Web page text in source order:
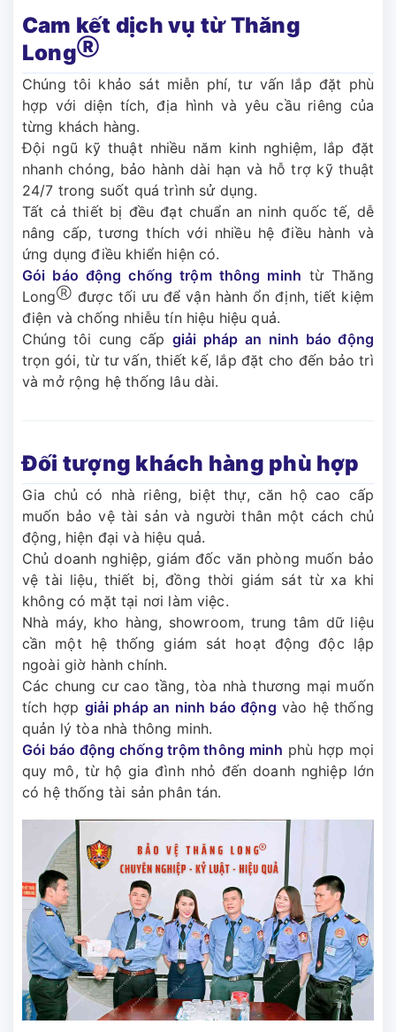
Cam kết dịch vụ từ Thăng
LongⓇ
Chúng tôi khảo sát miễn phí, tư vấn lắp đặt phù
hợp với diện tích, địa hình và yêu cầu riêng của
từng khách hàng.
Đội ngũ kỹ thuật nhiều năm kinh nghiệm, lắp đặt
nhanh chóng, bảo hành dài hạn và hỗ trợ kỹ thuật
24/7 trong suốt quá trình sử dụng.
Tất cả thiết bị đều đạt chuẩn an ninh quốc tế, dễ
nâng cấp, tương thích với nhiều hệ điều hành và
ứng dụng điều khiển hiện có.
Gói báo động chống trộm thông minh từ Thăng
LongⓇ được tối ưu để vận hành ổn định, tiết kiệm
điện và chống nhiễu tín hiệu hiệu quả.
Chúng tôi cung cấp giải pháp an ninh báo động
trọn gói, từ tư vấn, thiết kế, lắp đặt cho đến bảo trì
và mở rộng hệ thống lâu dài.
Đối tượng khách hàng phù hợp
Gia chủ có nhà riêng, biệt thự, căn hộ cao cấp
muốn bảo vệ tài sản và người thân một cách chủ
động, hiện đại và hiệu quả.
Chủ doanh nghiệp, giám đốc văn phòng muốn bảo
vệ tài liệu, thiết bị, đồng thời giám sát từ xa khi
không có mặt tại nơi làm việc.
Nhà máy, kho hàng, showroom, trung tâm dữ liệu
cần một hệ thống giám sát hoạt động độc lập
ngoài giờ hành chính.
Các chung cư cao tầng, tòa nhà thương mại muốn
tích hợp giải pháp an ninh báo động vào hệ thống
quản lý tòa nhà thông minh.
Gói báo động chống trộm thông minh phù hợp mọi
quy mô, từ hộ gia đình nhỏ đến doanh nghiệp lớn
có hệ thống tài sản phân tán.